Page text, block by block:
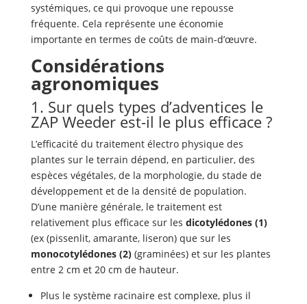
systémiques, ce qui provoque une repousse
fréquente. Cela représente une économie
importante en termes de coûts de main-d’œuvre.
Considérations
agronomiques
1. Sur quels types d’adventices le
ZAP Weeder est-il le plus efficace ?
L’efficacité du traitement électro physique des
plantes sur le terrain dépend, en particulier, des
espèces végétales, de la morphologie, du stade de
développement et de la densité de population.
D’une manière générale, le traitement est
relativement plus efficace sur les dicotylédones (1)
(ex (pissenlit, amarante, liseron) que sur les
monocotylédones (2)(graminées) et sur les plantes
entre 2 cm et 20 cm de hauteur.
Plus le système racinaire est complexe, plus il